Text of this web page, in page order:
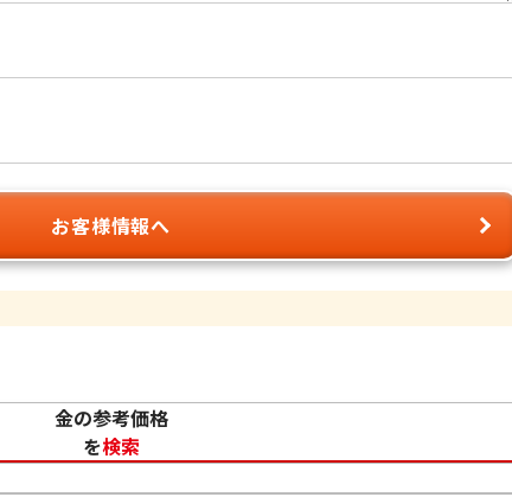
お客様情報へ
金の参考価格
を検索